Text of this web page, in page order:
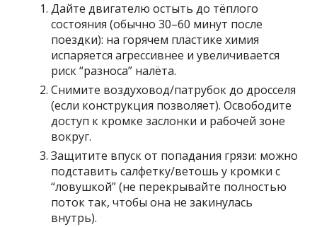
Дайте двигателю остыть до тёплого
состояния (обычно 30–60 минут после
поездки): на горячем пластике химия
испаряется агрессивнее и увеличивается
риск “разноса” налёта.
Снимите воздуховод/патрубок до дросселя
(если конструкция позволяет). Освободите
доступ к кромке заслонки и рабочей зоне
вокруг.
Защитите впуск от попадания грязи: можно
подставить салфетку/ветошь у кромки с
“ловушкой” (не перекрывайте полностью
поток так, чтобы она не закинулась
внутрь).